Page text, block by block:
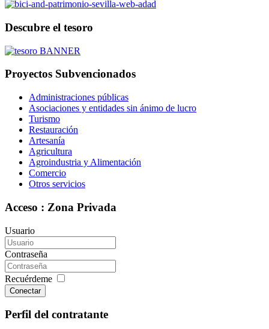
Descubre el tesoro
Proyectos Subvencionados
Administraciones públicas
Asociaciones y entidades sin ánimo de lucro
Turismo
Restauración
Artesanía
Agricultura
Agroindustria y Alimentación
Comercio
Otros servicios
Acceso : Zona Privada
Usuario
Contraseña
Recuérdeme
Conectar
Perfil del contratante